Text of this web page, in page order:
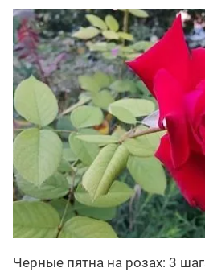
Черные пятна на розах: 3